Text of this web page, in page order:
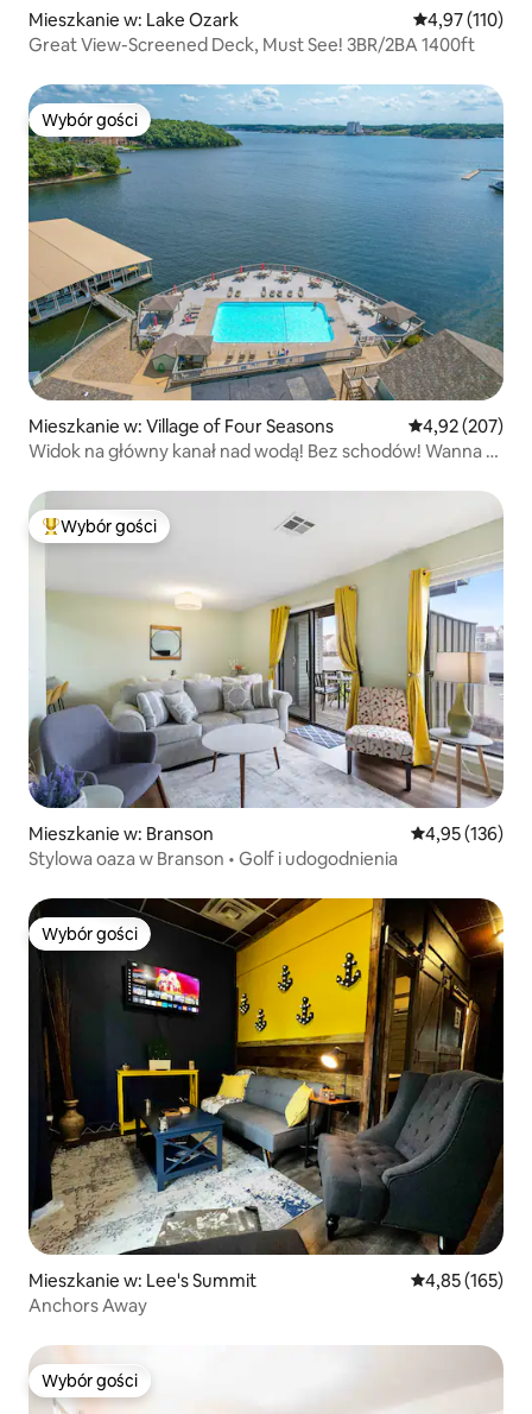
Mieszkanie w: Lake Ozark Średnia
4,97 (110)
Great View-Screened Deck, Must See! 3BR/2BA 1400ft
Wybór gości
Wybór gości
Mieszkanie w: Village of Four Seasons Średnia
4,92 (207)
Widok na główny kanał nad wodą! Bez schodów! Wanna z
Najpopularniejsze z kategorii Wybór gości
Wybór gości
Mieszkanie w: Branson Średnia
4,95 (136)
Stylowa oaza w Branson • Golf i udogodnienia
Wybór gości
Wybór gości
Mieszkanie w: Lee's Summit Średnia
4,85 (165)
Anchors Away
Wybór gości
Wybór gości